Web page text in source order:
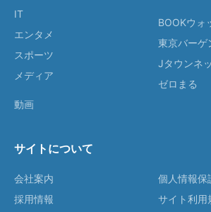
IT
エンタメ
スポーツ
メディア
動画
BOOKウォ
東京バーゲ
Jタウンネ
ゼロまる
サイトについて
会社案内
採用情報
個人情報保
サイト利用